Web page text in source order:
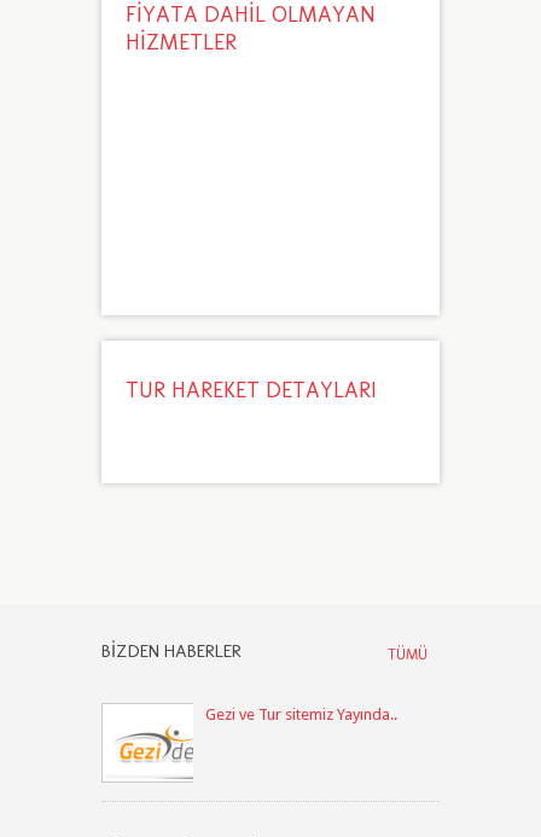
FİYATA DAHİL OLMAYAN
HİZMETLER
TUR HAREKET DETAYLARI
BIZDEN HABERLER TÜMÜ
Gezi ve Tur sitemiz Yayında..